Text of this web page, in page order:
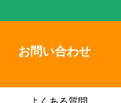
お問い合わせ